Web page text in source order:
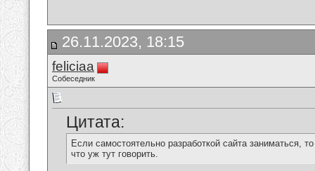
26.11.2023, 18:15
feliciaa
Собеседник
Цитата:
Если самостоятельно разработкой сайта заниматься,
что уж тут говорить.